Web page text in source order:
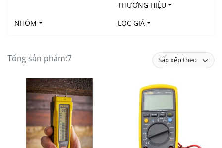
THƯƠNG HIỆU
NHÓM
LỌC GIÁ
Tổng sản phẩm:7